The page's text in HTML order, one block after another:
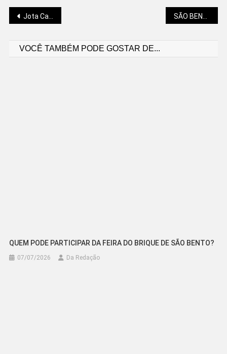
Navegação
Jota Camelo: SEGREDO MILITAR SÃO BENTO TEM 250 FAMÍLIAS DESALOJADAS E 80 PESSOAS DESABRIGADAS
VOCÊ TAMBÉM PODE GOSTAR DE...
QUEM PODE PARTICIPAR DA FEIRA DO BRIQUE DE SÃO BENTO?
07/07/2026 Da Redação